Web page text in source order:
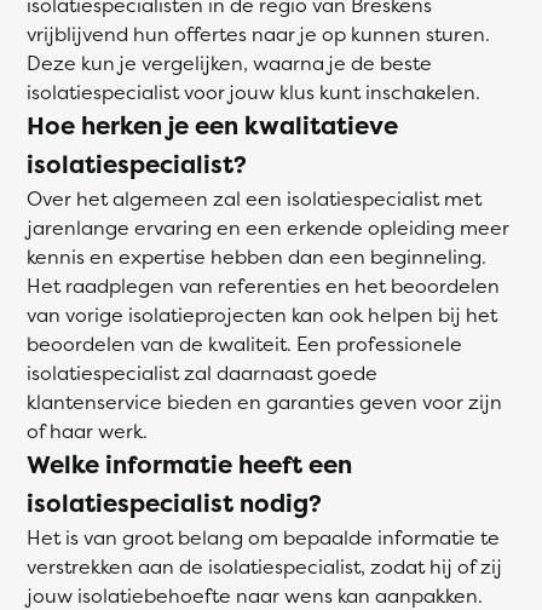
vrijblijvend hun offertes naar je op kunnen sturen.
Deze kun je vergelijken, waarna je de beste
isolatiespecialist voor jouw klus kunt inschakelen.
Hoe herken je een kwalitatieve
isolatiespecialist?
Over het algemeen zal een isolatiespecialist met
jarenlange ervaring en een erkende opleiding meer
kennis en expertise hebben dan een beginneling.
Het raadplegen van referenties en het beoordelen
van vorige isolatieprojecten kan ook helpen bij het
beoordelen van de kwaliteit. Een professionele
isolatiespecialist zal daarnaast goede
klantenservice bieden en garanties geven voor zijn
of haar werk.
Welke informatie heeft een
isolatiespecialist nodig?
Het is van groot belang om bepaalde informatie te
verstrekken aan de isolatiespecialist, zodat hij of zij
jouw isolatiebehoefte naar wens kan aanpakken.